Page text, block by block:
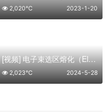
2023-1-20
2,020℃
[视频] 电子束选区熔化（Electron Beam Selective Melting，EBSM®）成型原理介绍
2024-5-28
2,023℃